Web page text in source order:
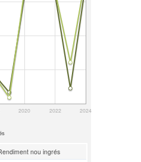
2020 2022 2024
nou ingrés